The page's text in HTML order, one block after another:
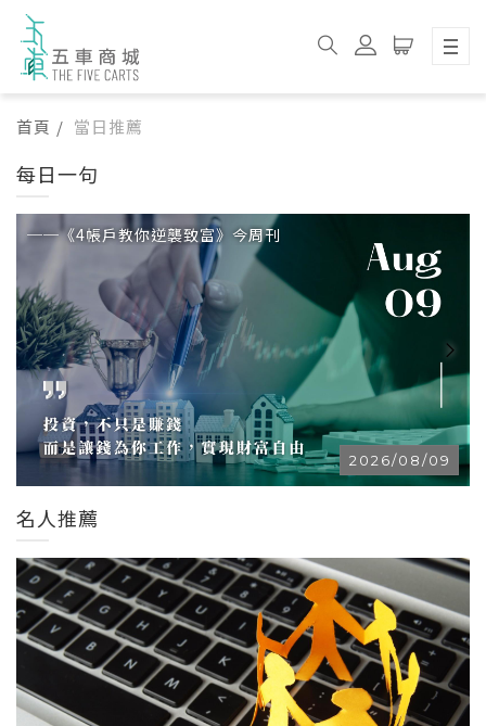
首頁 當日推薦
每日一句
2026/08/09
──《4帳戶教你逆襲致富》今周刊
名人推薦